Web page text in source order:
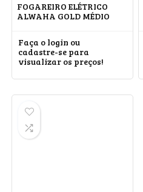
FOGAREIRO ELÉTRICO
ALWAHA GOLD MÉDIO
Faça o login ou
cadastre-se para
visualizar os preços!